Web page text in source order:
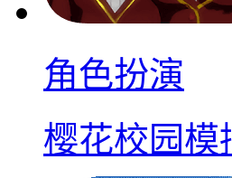
角色扮演
樱花校园模